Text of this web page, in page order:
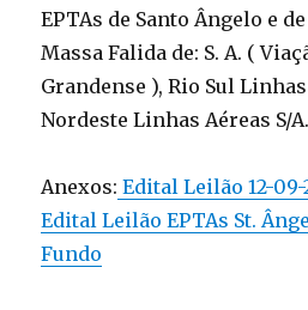
EPTAs de Santo Ângelo e
Massa Falida de: S. A. (
Grandense ), Rio Sul Linhas
Nordeste Linhas Aéreas S/A.
Anexos: Edital Leilão 12-09-
Edital Leilão EPTAs St.
Fundo